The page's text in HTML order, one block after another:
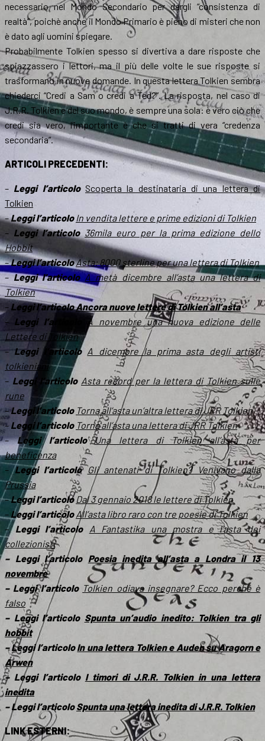
necessario nel Mondo Secondario per dargli “consistenza di
realtà”, poichè anche il Mondo Primario è pieno di misteri che non
è dato agli uomini spiegare.
Probabilmente Tolkien spesso si divertiva a dare risposte che
spiazzassero i lettori, ma il più delle volte le sue risposte si
trasformano in nuove domande. In questa lettera Tolkien sembra
chiederci “Credi a Sam o credi a Ted?”. La risposta, nel caso di
J.R.R. Tolkien e del suo mondo, è sempre una sola: è vero ciò che
credi sia vero, l’importante è che si tratti di vera “credenza
secondaria”.
ARTICOLI PRECEDENTI:
– Leggi l’articolo Scoperta la destinataria di una lettera di
Tolkien
–Leggi l’articolo In vendita lettere e prime edizioni di Tolkien
– Leggi l’articolo 36mila euro per la prima edizione dello
Hobbit
–Leggi l’articoloAsta: 8000 sterline per una lettera di Tolkien
–Leggi l’articoloA metà dicembre all’asta una lettera di
Tolkien
– Leggi l’articoloAncora nuove lettere di Tolkien all’asta
– Leggi l’articolo
A novembre una nuova edizione delle
Lettere di Tolkien
–Leggi l’articolo A dicembre la prima asta degli artisti
tolkieniani
– Leggi l’articolo Asta record per la lettera di Tolkien sulle
rune
–Leggi l’articolo Torna all’asta un’altra lettera di JRR Tolkien
– Leggi l’articolo Torna all’asta una lettera di JRR Tolkien
–Leggi l’articoloUna lettera di Tolkien all’asta per
beneficenza
–Leggi l’articoloGli antenati di Tolkien? Venivano dalla
Prussia
–Leggi l’articoloDal 3 gennaio 2018 le lettere di Tolkien
–Leggi l’articolo All’asta libro raro con tre poesie di Tolkien
–Leggi l’articolo
A Fantastika una mostra e l’asta dei
collezionisti
– Leggi l’articolo Poesia inedita all’asta a Londra il 13
novembre
– Leggi l’articolo Tolkien odiava insegnare? Ecco perché è
falso
– Leggi l’articolo Spunta un’audio inedito: Tolkien tra gli
hobbit
– Leggi l’articoloIn una lettera Tolkien e Auden su Aragorn e
Arwen
– Leggi l’articolo I timori di J.R.R. Tolkien in una lettera
inedita
– Leggi l’articoloSpunta una lettera inedita di J.R.R. Tolkien
LINK ESTERNI: